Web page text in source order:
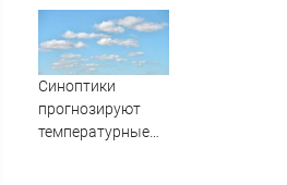
отца, пока не
узнал, ради чего
тот отказался от
карьеры -
Синоптики
прогнозируют
температурные